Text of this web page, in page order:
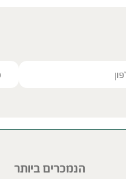
הנמכרים ביותר